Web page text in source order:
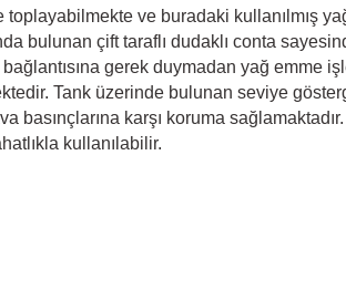
ve buradaki kullanılmış
bulunan çift taraflı dudaklı conta
gerek duymadan yağ emme
Tank üzerinde bulunan seviye
karşı koruma sağlamaktadır.
kullanılabilir.